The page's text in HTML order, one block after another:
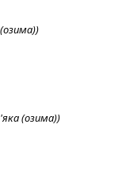
(озима))